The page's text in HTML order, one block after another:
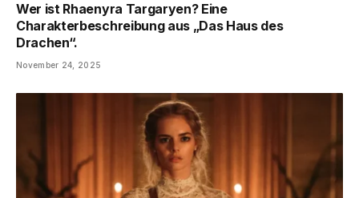
Wer ist Rhaenyra Targaryen? Eine
Charakterbeschreibung aus „Das Haus des
Drachen“.
November 24, 2025